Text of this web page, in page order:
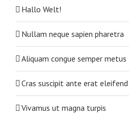
Hallo Welt!
Nullam neque sapien pharetra
Aliquam congue semper metus
Cras suscipit ante erat eleifend
Vivamus ut magna turpis